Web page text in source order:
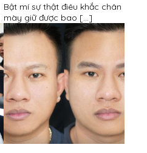
Bật mí sự thật điêu khắc chân
mày giữ được bao [...]